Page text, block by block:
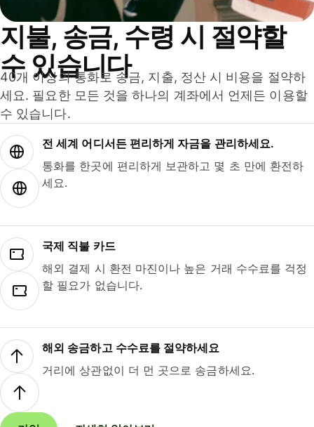
지불, 송금, 수령 시 절약할
수 있습니다
40개 이상의 통화로 송금, 지출, 정산 시 비용을 절약하
세요. 필요한 모든 것을 하나의 계좌에서 언제든 이용할
수 있습니다.
전 세계 어디서든 편리하게 자금을 관리하세요.
통화를 한곳에 편리하게 보관하고 몇 초 만에 환전하
세요.
국제 직불 카드
해외 결제 시 환전 마진이나 높은 거래 수수료를 걱정
할 필요가 없습니다.
해외 송금하고 수수료를 절약하세요
거리에 상관없이 더 먼 곳으로 송금하세요.